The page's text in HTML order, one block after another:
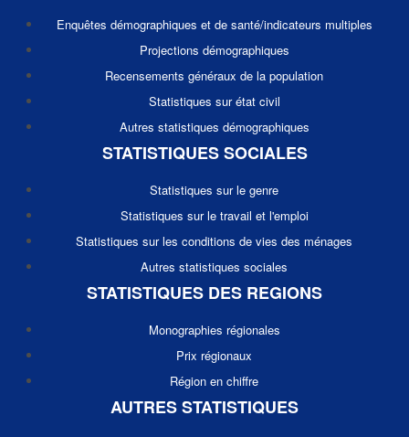
Enquêtes démographiques et de santé/indicateurs multiples
Projections démographiques
Recensements généraux de la population
Statistiques sur état civil
Autres statistiques démographiques
STATISTIQUES SOCIALES
Statistiques sur le genre
Statistiques sur le travail et l'emploi
Statistiques sur les conditions de vies des ménages
Autres statistiques sociales
STATISTIQUES DES REGIONS
Monographies régionales
Prix régionaux
Région en chiffre
AUTRES STATISTIQUES